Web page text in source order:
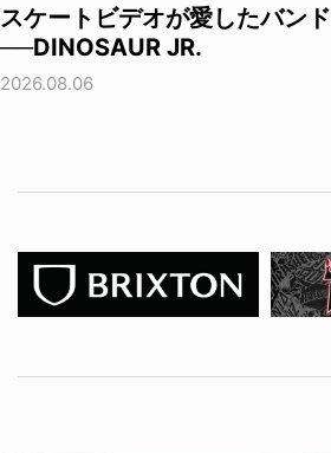
スケートビデオが愛したバンド
──DINOSAUR JR.
2026.08.06